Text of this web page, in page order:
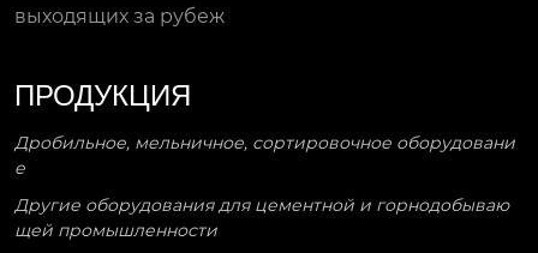
выходящих за рубеж
ПРОДУКЦИЯ
Дробильное, мельничное, сортировочное оборудовани
е
Другие оборудования для цементной и горнодобываю
щей промышленности